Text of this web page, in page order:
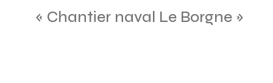
« Chantier naval Le Borgne »